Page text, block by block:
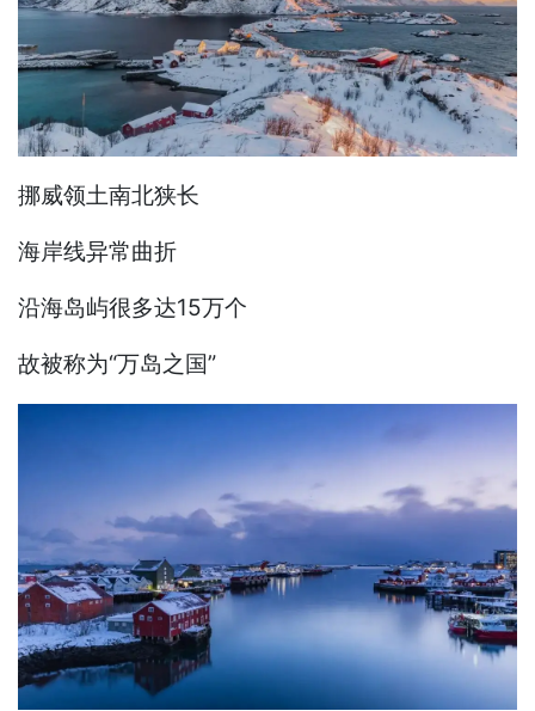
挪威领土南北狭长
海岸线异常曲折
沿海岛屿很多达15万个
故被称为“万岛之国”